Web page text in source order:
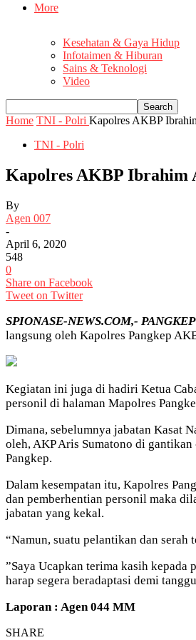
More
Kesehatan & Gaya Hidup
Infotaimen & Hiburan
Sains & Teknologi
Video
Home TNI - Polri Kapolres AKBP
TNI - Polri
Kapolres AKBP Ibrahim
By
Agen 007
-
April 6, 2020
548
0
Share on Facebook
Tweet on Twitter
SPIONASE-NEWS.COM,- PANGKEP
langsung oleh Kapolres Pangkep
Kegiatan ini juga di hadiri Ketua
personil di halaman Mapolres
Dimana, sebelumnya jabatan Kasat
oleh, AKP Aris Sumatono di
Pangkep.
Dalam kesempatan itu, Kapolres
dan pemberhentian personil maka
jabatan yang kekal.
“Namun, suatu pelantikan dan
”Saya Ucapkan terima kasih kepada
harap segera beradaptasi demi
Laporan : Agen 044 MM
SHARE